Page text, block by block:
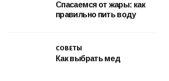
Спасаемся от жары: как
правильно пить воду
СОВЕТЫ
Как выбрать мед